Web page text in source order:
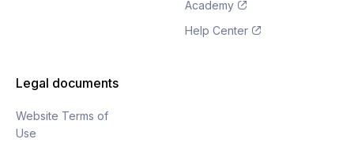
Academy
Help Center
Legal documents
Website Terms of
Use